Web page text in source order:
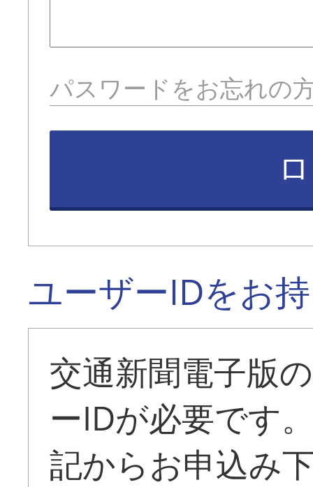
パスワードをお忘れの
ユーザーIDをお
交通新聞電子版
ーIDが必要です
記からお申込み